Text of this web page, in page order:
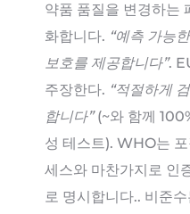
약품 품질을 변경하는
화합니다. “예측 가능
보호를 제공합니다”.
주장한다. “적절하게
합니다”(~와 함께
성 테스트). WHO는
세스와 마찬가지로 인
로 명시합니다.. 비준